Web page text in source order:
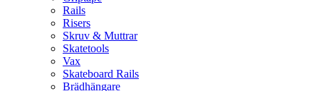
Rails
Risers
Skruv & Muttrar
Skatetools
Vax
Skateboard Rails
Brädhängare